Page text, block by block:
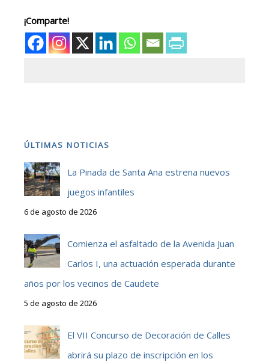
¡Comparte!
ÚLTIMAS NOTICIAS
La Pinada de Santa Ana estrena nuevos
juegos infantiles
6 de agosto de 2026
Comienza el asfaltado de la Avenida Juan
Carlos I, una actuación esperada durante
años por los vecinos de Caudete
5 de agosto de 2026
El VII Concurso de Decoración de Calles
abrirá su plazo de inscripción en los